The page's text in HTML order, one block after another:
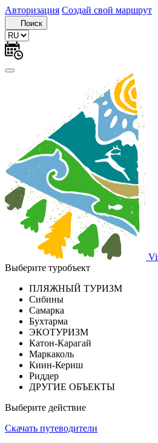
Авторизация Создай свой маршрут
Поиск
Выберите туробъект
ПЛЯЖНЫЙ ТУРИЗМ
Сибины
Самарка
Бухтарма
ЭКОТУРИЗМ
Катон-Карагай
Маркаколь
Киин-Кериш
Риддер
ДРУГИЕ ОБЪЕКТЫ
Выберите действие
Скачать путеводители